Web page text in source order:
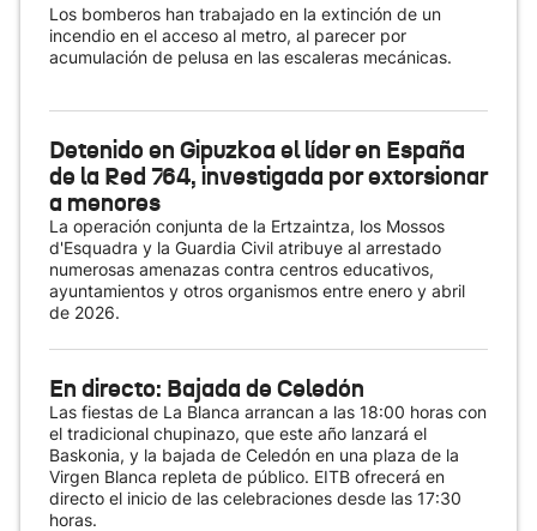
Los bomberos han trabajado en la extinción de un
incendio en el acceso al metro, al parecer por
acumulación de pelusa en las escaleras mecánicas.
Detenido en Gipuzkoa el líder en España
de la Red 764, investigada por extorsionar
a menores
La operación conjunta de la Ertzaintza, los Mossos
d'Esquadra y la Guardia Civil atribuye al arrestado
numerosas amenazas contra centros educativos,
ayuntamientos y otros organismos entre enero y abril
de 2026.
En directo: Bajada de Celedón
Las fiestas de La Blanca arrancan a las 18:00 horas con
el tradicional chupinazo, que este año lanzará el
Baskonia, y la bajada de Celedón en una plaza de la
Virgen Blanca repleta de público. EITB ofrecerá en
directo el inicio de las celebraciones desde las 17:30
horas.